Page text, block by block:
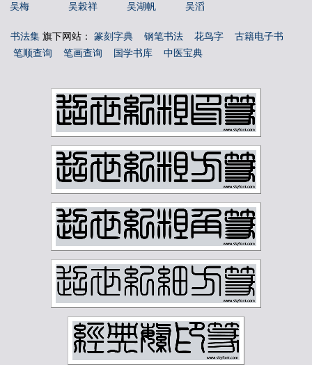
吴梅
吴榖祥 吴湖帆
吴滔
吴镜汀
周叔弢 周昌榖
周铁衡
唐云
唐醉石 商承祚
姚华
寇遐 寿石工
居廉
庞元济 康有为
康殷
张书旂 张伯英
张伯驹
张大千 张大壮
张宗祥
徐三庚 徐世昌
徐悲鸿
徐燕孙 徐生翁
方介堪
易孺 曾熙
朱复戡
李叔同 李可染
李瑞清
李苦禅 李葆恂
来楚生
林散之 林纾
林风眠
汪鸣銮 沈尹默
沈曾植
沙孟海 河海霞
溥儒
潘天寿 王世镗
王个簃
王懿荣 王梦白
王森然
王蘧常 王遐举
王震
石鲁 祁崑
祝嘉
书法集 旗下网站： 篆刻字典 钢笔书法 花鸟字
古籍电子书
笔顺查询
笔画查询 国学书库 中医宝典